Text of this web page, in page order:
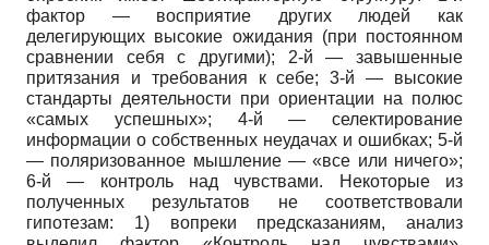
фактор — восприятие других людей как
делегирующих высокие ожидания (при постоянном
сравнении себя с другими); 2-й—завышенные
притязания и требования к себе; 3-й— высокие
стандарты деятельности при ориентации на полюс
«самых успешных»; 4-й— селектирование
информации о собственных неудачах и ошибках; 5-й
— поляризованное мышление—«все или ничего»;
6-й— контроль над чувствами. Некоторые из
полученных результатов не соответствовали
гипотезам: 1) вопреки предсказаниям, анализ